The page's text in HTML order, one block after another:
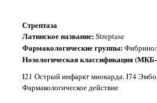
Стрептаза
Латинское название:Streptase
Фармакологические группы:
Нозологическая классификация
I21 Острый инфаркт миокарда. I74
Фармакологическое действие